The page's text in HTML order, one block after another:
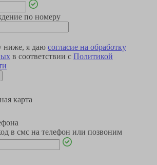
по номеру
ниже, я даю согласие на обработку
в соответствии с Политикой
карта
в смс на телефон или позвоним